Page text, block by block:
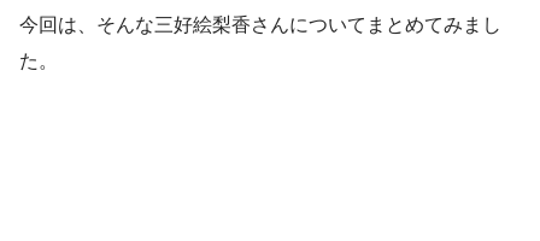
今回は、そんな三好絵梨香さんについてまとめてみまし
た。